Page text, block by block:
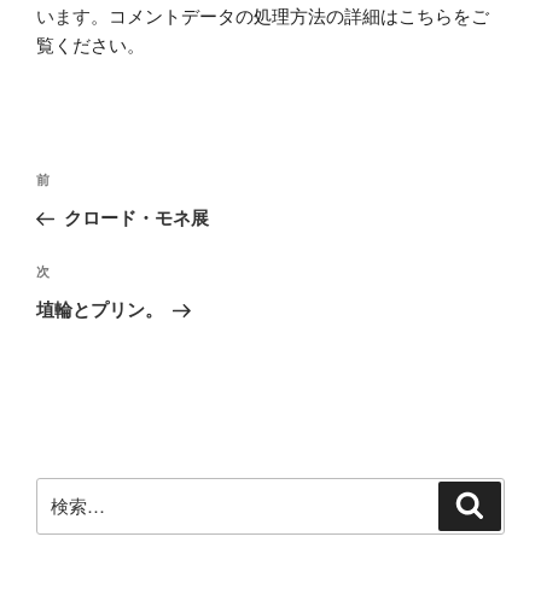
います。
コメントデータの処理方法の詳細はこちらをご
覧ください。
投
ナ
ビ
ゲ
前
の
稿
前
クロード・モネ展
次
の
次
埴輪とプリン。
索: